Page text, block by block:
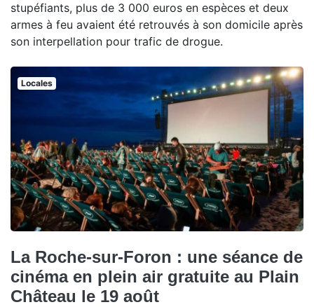
stupéfiants, plus de 3 000 euros en espèces et deux
armes à feu avaient été retrouvés à son domicile après
son interpellation pour trafic de drogue.
Locales
La Roche-sur-Foron : une séance de
cinéma en plein air gratuite au Plain
Château le 19 août